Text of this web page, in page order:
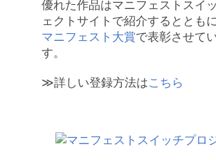
優れた作品はマニフェストスイ
ェクトサイトで紹介するとともに
マニフェスト大賞で表彰させて
す。
≫詳しい登録方法はこちら